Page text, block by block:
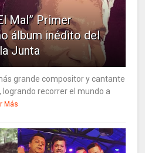
Mal” Primer
álbum inédito del
Junta
grande compositor y cantante
recorrer el mundo a
Más